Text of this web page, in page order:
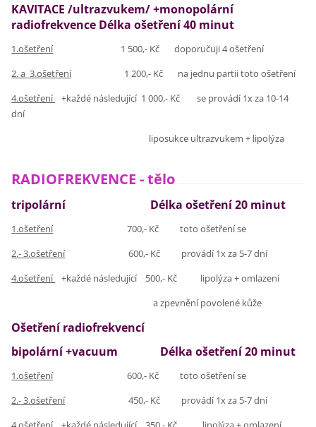
KAVITACE /ultrazvukem/ +monopolární
radiofrekvence Délka ošetření 40 minut
1.ošetření1 500,- Kč doporučuji 4 ošetření
2. a 3.ošetření1 200,- Kč na jednu partii toto ošetření
4.ošetření
+každé následující 1 000,- Kč se provádí 1x za 10-14
dní
liposukce ultrazvukem + lipolýza
RADIOFREKVENCE - tělo
tripolární Délka ošetření 20 minut
1.ošetření700,- Kč toto ošetření se
2.- 3.ošetření600,- Kč provádí 1x za 5-7 dní
4.ošetření
+každé následující 500,- Kč lipolýza + omlazení
a zpevnění povolené kůže
Ošetření radiofrekvencí
bipolární+vacuum Délka ošetření 20 minut
1.ošetření600,- Kč toto ošetření se
2.- 3.ošetření450,- Kč provádí 1x za 5-7 dní